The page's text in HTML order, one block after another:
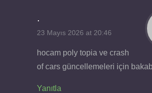
.
23 Mayıs 2026 at 20:46
hocam poly topia ve crash
of cars güncellemeleri için
Yanıtla